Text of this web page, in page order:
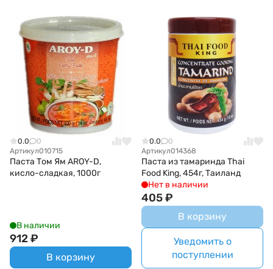
0.0
0
Артикул010715
Паста Том Ям AROY-D,
кисло-сладкая, 1000г
В наличии
912₽
В корзину
0.0
0
Артикул014368
Паста из тамаринда Thai
Food King, 454г, Таиланд
Нет в наличии
405₽
В корзину
Уведомить о
поступлении